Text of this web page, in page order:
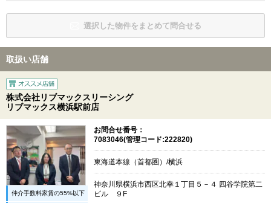
選択した物件をまとめて問合せる
取扱い店舗
株式会社リブマックスリーシング
リブマックス横浜駅前店
仲介手数料家賃の55%以下
お問合せ番号：
7083046(管理コード:222820)
東海道本線（首都圏）/横浜
神奈川県横浜市西区北幸１丁目５－４ 四谷学院第二
ビル ９F